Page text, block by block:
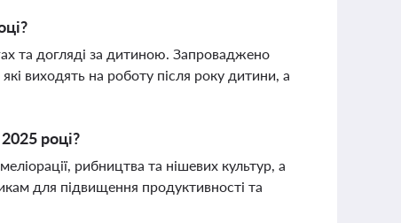
та догляді за дитиною. Запроваджено
виходять на роботу після року дитини, а
році?
рибництва та нішевих культур, а
для підвищення продуктивності та